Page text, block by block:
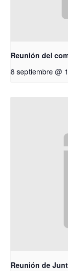
Reunión del
8 septiembre @
Reunión de